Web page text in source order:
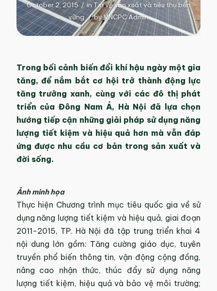
October 2, 2015 / in Tin về sản xuất và tiêu thụ bền
vững / byVNCPC Admin
Trong bối cảnh biến đổi khí hậu ngày một gia
tăng, để nắm bắt cơ hội trở thành động lực
tăng trưởng xanh, cùng với các đô thị phát
triển của Đông Nam Á, Hà Nội đã lựa chọn
hướng tiếp cận những giải pháp sử dụng năng
lượng tiết kiệm và hiệu quả hơn mà vẫn đáp
ứng được nhu cầu cơ bản trong sản xuất và
đời sống.
Ảnh minh họa
Thực hiện Chương trình mục tiêu quốc gia về sử
dụng năng lượng tiết kiệm và hiệu quả, giai đoạn
2011-2015, TP. Hà Nội đã tập trung triển khai 4
nội dung lớn gồm: Tăng cường giáo dục, tuyên
truyền phổ biến thông tin, vận động cộng đồng,
nâng cao nhận thức, thúc đẩy sử dụng năng
lượng tiết kiệm, hiệu quả và bảo vệ môi trường;